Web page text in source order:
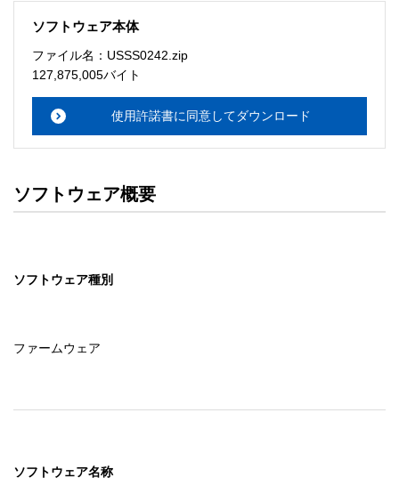
ソフトウェアのサポート
・本サーバでは、ユーザーサポートは行いません。搭載ソ
メーションセンターまでお願い
ルをお読み下さい。
ソフトウェアの保証範囲
・ソフトウェアのダウンロード・導入はお客様の責任にお
セイコーエプソン株式会社に帰属します。
ソフトウェア本体
ファイル名：USSS0242.zip
127,875,005バイト
使用許諾書に同意してダウンロード
ソフトウェア概要
ソフトウェア種別
ファームウェア
ソフトウェア名称